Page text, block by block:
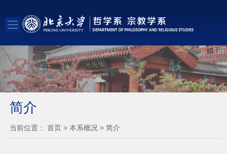
简介
当前位置： 首页> 本系概况> 简介